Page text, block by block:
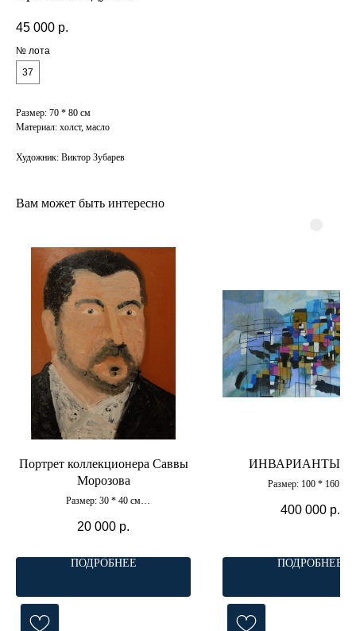
45 000 р.
№ лота
37
Размер: 70 * 80 см
Материал: холст, масло
Художник: Виктор Зубарев
Вам может быть интересно
Портрет коллекционера Саввы
Морозова
Размер: 30 * 40 см
20 000 р.
ПОДРОБНЕЕ
ИНВАРИАНТЫ №
Размер: 100 * 160 см
400 000 р.
ПОДРОБНЕЕ